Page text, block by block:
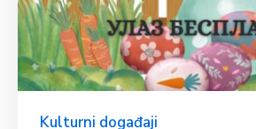
Kulturni događaji